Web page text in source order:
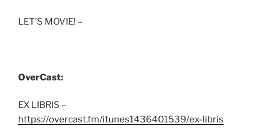
LET’S MOVIE! –
OverCast:
EX LIBRIS –
https://overcast.fm/itunes1436401539/ex-libris